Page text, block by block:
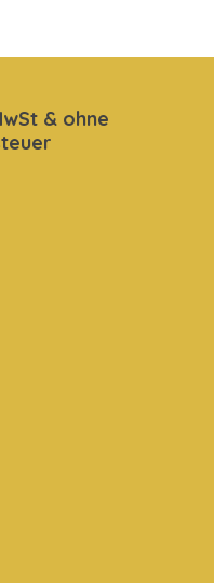
& ohne